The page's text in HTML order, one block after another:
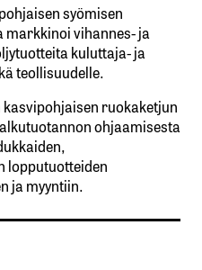
syömisen
vihannes- ja
kuluttaja- ja
teollisuudelle.
ruokaketjun
ohjaamisesta
lopputuotteiden
ja myyntiin.